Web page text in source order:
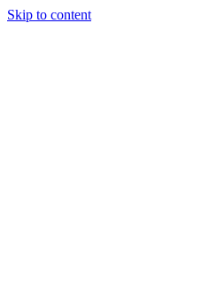
Skip to content